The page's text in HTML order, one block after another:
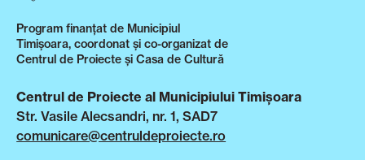
Program finanțat de Municipiul
Timișoara, coordonat și co-organizat de
Centrul de Proiecte și Casa de Cultură
Centrul de Proiecte al Municipiului Timișoara
Str. Vasile Alecsandri, nr. 1, SAD7
comunicare@centruldeproiecte.ro